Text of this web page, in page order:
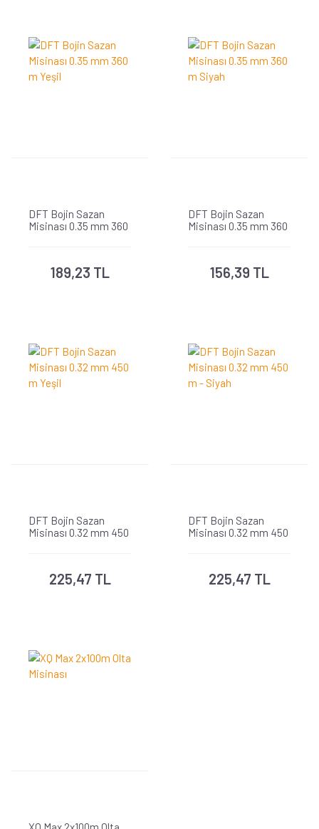
DFT Bojin Sazan
Misinası 0.35 mm 360
189,23 TL
DFT Bojin Sazan
Misinası 0.35 mm 360
156,39 TL
DFT Bojin Sazan
Misinası 0.32 mm 450
225,47 TL
DFT Bojin Sazan
Misinası 0.32 mm 450
225,47 TL